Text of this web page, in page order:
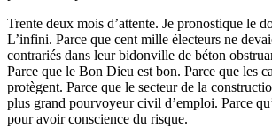
Trente deux mois d’attente. Je pronostique le
L’infini. Parce que cent mille électeurs ne
contrariés dans leur bidonville de béton
Parce que le Bon Dieu est bon. Parce que les
protègent. Parce que le secteur de la
plus grand pourvoyeur civil d’emploi. Parce
pour avoir conscience du risque.